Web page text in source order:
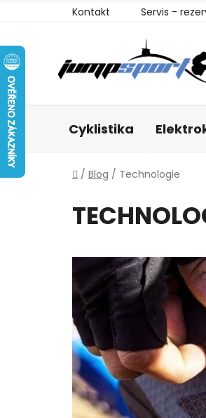
Kontakt Servis -
Cyklistika
Domů
/ Blog / Technologie
V
p
i
s
č
l
á
n